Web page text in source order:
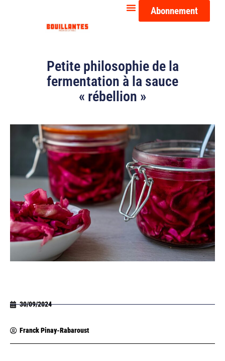
Abonnement
Petite philosophie de la
fermentation à la sauce
« rébellion »
30/09/2024
Franck Pinay-Rabaroust